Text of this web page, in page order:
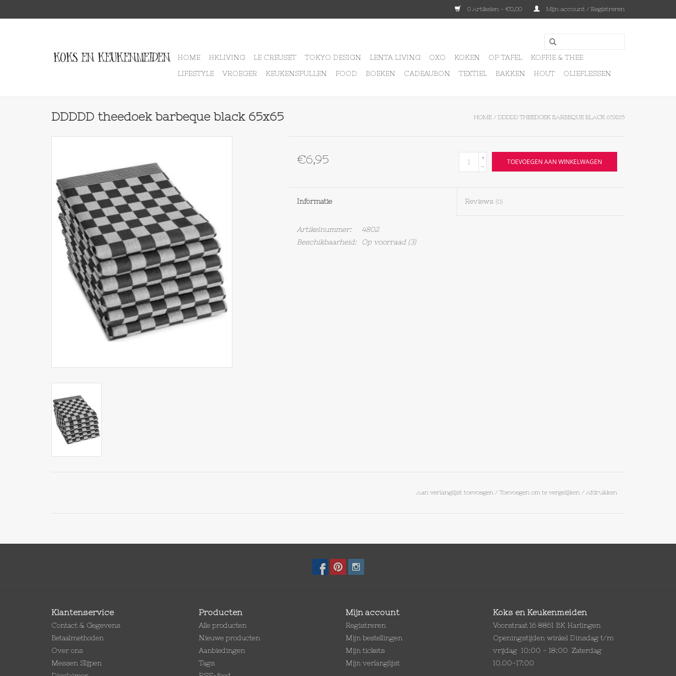
0 Artikelen - €0,00 Mijn account / Registreren
HOME HKLIVING LE CREUSET TOKYO DESIGN LENTA LIVING OXO KOKEN OP TAFEL
KOFFIE & THEE
LIFESTYLE
VROEGER KEUKENSPULLEN FOOD BOEKEN CADEAUBON TEXTIEL BAKKEN HOUT OLIEFLESSEN
DDDDD theedoek barbeque black 65x65 HOME / DDDDD THEEDOEK BARBEQUE BLACK 65X65
€6,95
+
-
TOEVOEGEN AAN WINKELWAGEN
Informatie Reviews (0)
Artikelnummer:
4802
Beschikbaarheid:
Op voorraad(3)
Aan verlanglijst toevoegen / Toevoegen om te vergelijken / Afdrukken
Klantenservice
Contact & Gegevens
Betaalmethoden
Over ons
Messen Slijpen
Producten
Alle producten
Nieuwe producten
Aanbiedingen
Tags
Mijn account
Registreren
Mijn bestellingen
Mijn tickets
Mijn verlanglijst
Koks en Keukenmeiden
Voorstraat 16 8861 BK Harlingen
Openingstijden winkel Dinsdag t/m
vrijdag 10:00 - 18:00 Zaterdag
10.00-17:00